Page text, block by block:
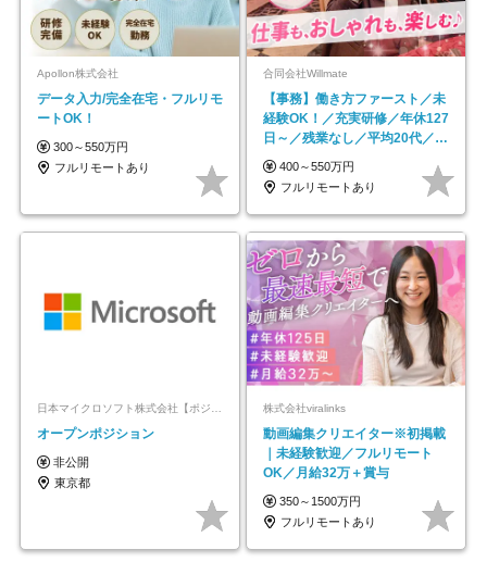
Apollon株式会社
データ入力/完全在宅・フルリモ
ートOK！
300～550万円
フルリモートあり
合同会社Willmate
【事務】働き方ファースト／未
経験OK！／充実研修／年休127
日～／残業なし／平均20代／リ
モートOK
400～550万円
フルリモートあり
日本マイクロソフト株式会社【ポジションマッチ登録】
オープンポジション
非公開
東京都
株式会社viralinks
動画編集クリエイター※初掲載
｜未経験歓迎／フルリモート
OK／月給32万＋賞与
350～1500万円
フルリモートあり